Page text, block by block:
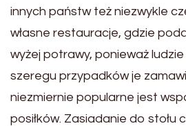
innych państw też niezwykle
własne restauracje, gdzie
wyżej potrawy, ponieważ
szeregu przypadków je
niezmiernie popularne jest
posiłków. Zasiadanie do stołu